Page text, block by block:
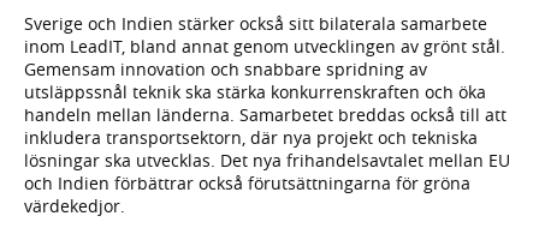
Sverige och Indien stärker också sitt bilaterala samarbete
inom LeadIT, bland annat genom utvecklingen av grönt stål.
Gemensam innovation och snabbare spridning av
utsläppssnål teknik ska stärka konkurrenskraften och öka
handeln mellan länderna. Samarbetet breddas också till att
inkludera transportsektorn, där nya projekt och tekniska
lösningar ska utvecklas. Det nya frihandelsavtalet mellan EU
och Indien förbättrar också förutsättningarna för gröna
värdekedjor.